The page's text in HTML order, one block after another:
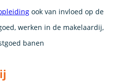
ook van invloed op de
werken in de makelaardij,
banen